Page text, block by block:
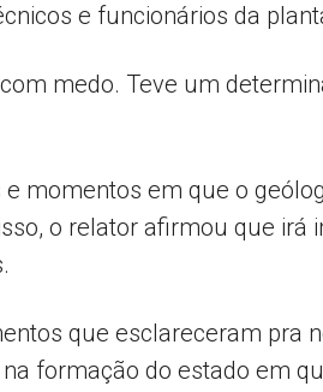
e funcionários da
medo. Teve um
momentos em que o
o relator afirmou que irá
que esclareceram pra
formação do estado em